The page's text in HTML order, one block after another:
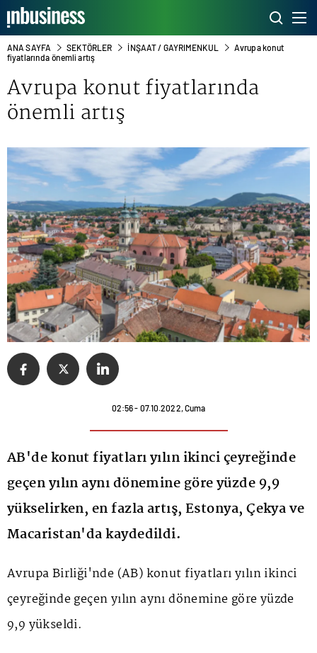
ANA SAYFA SEKTÖRLER İNŞAAT / GAYRIMENKUL
Avrupa konut
fiyatlarında önemli artış
Avrupa konut fiyatlarında
önemli artış
02:56 - 07.10.2022, Cuma
AB'de konut fiyatları yılın ikinci çeyreğinde
geçen yılın aynı dönemine göre yüzde 9,9
yükselirken, en fazla artış, Estonya, Çekya ve
Macaristan'da kaydedildi.
Avrupa Birliği'nde (AB) konut fiyatları yılın ikinci
çeyreğinde geçen yılın aynı dönemine göre yüzde
9,9 yükseldi.